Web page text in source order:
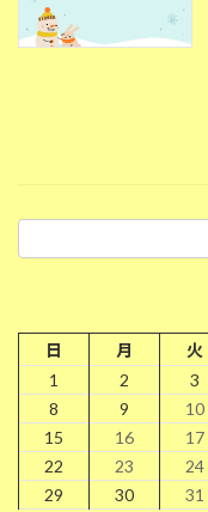
日
月 火
1
2 3
8
9 10
15
16 17
22
23 24
29
30
31